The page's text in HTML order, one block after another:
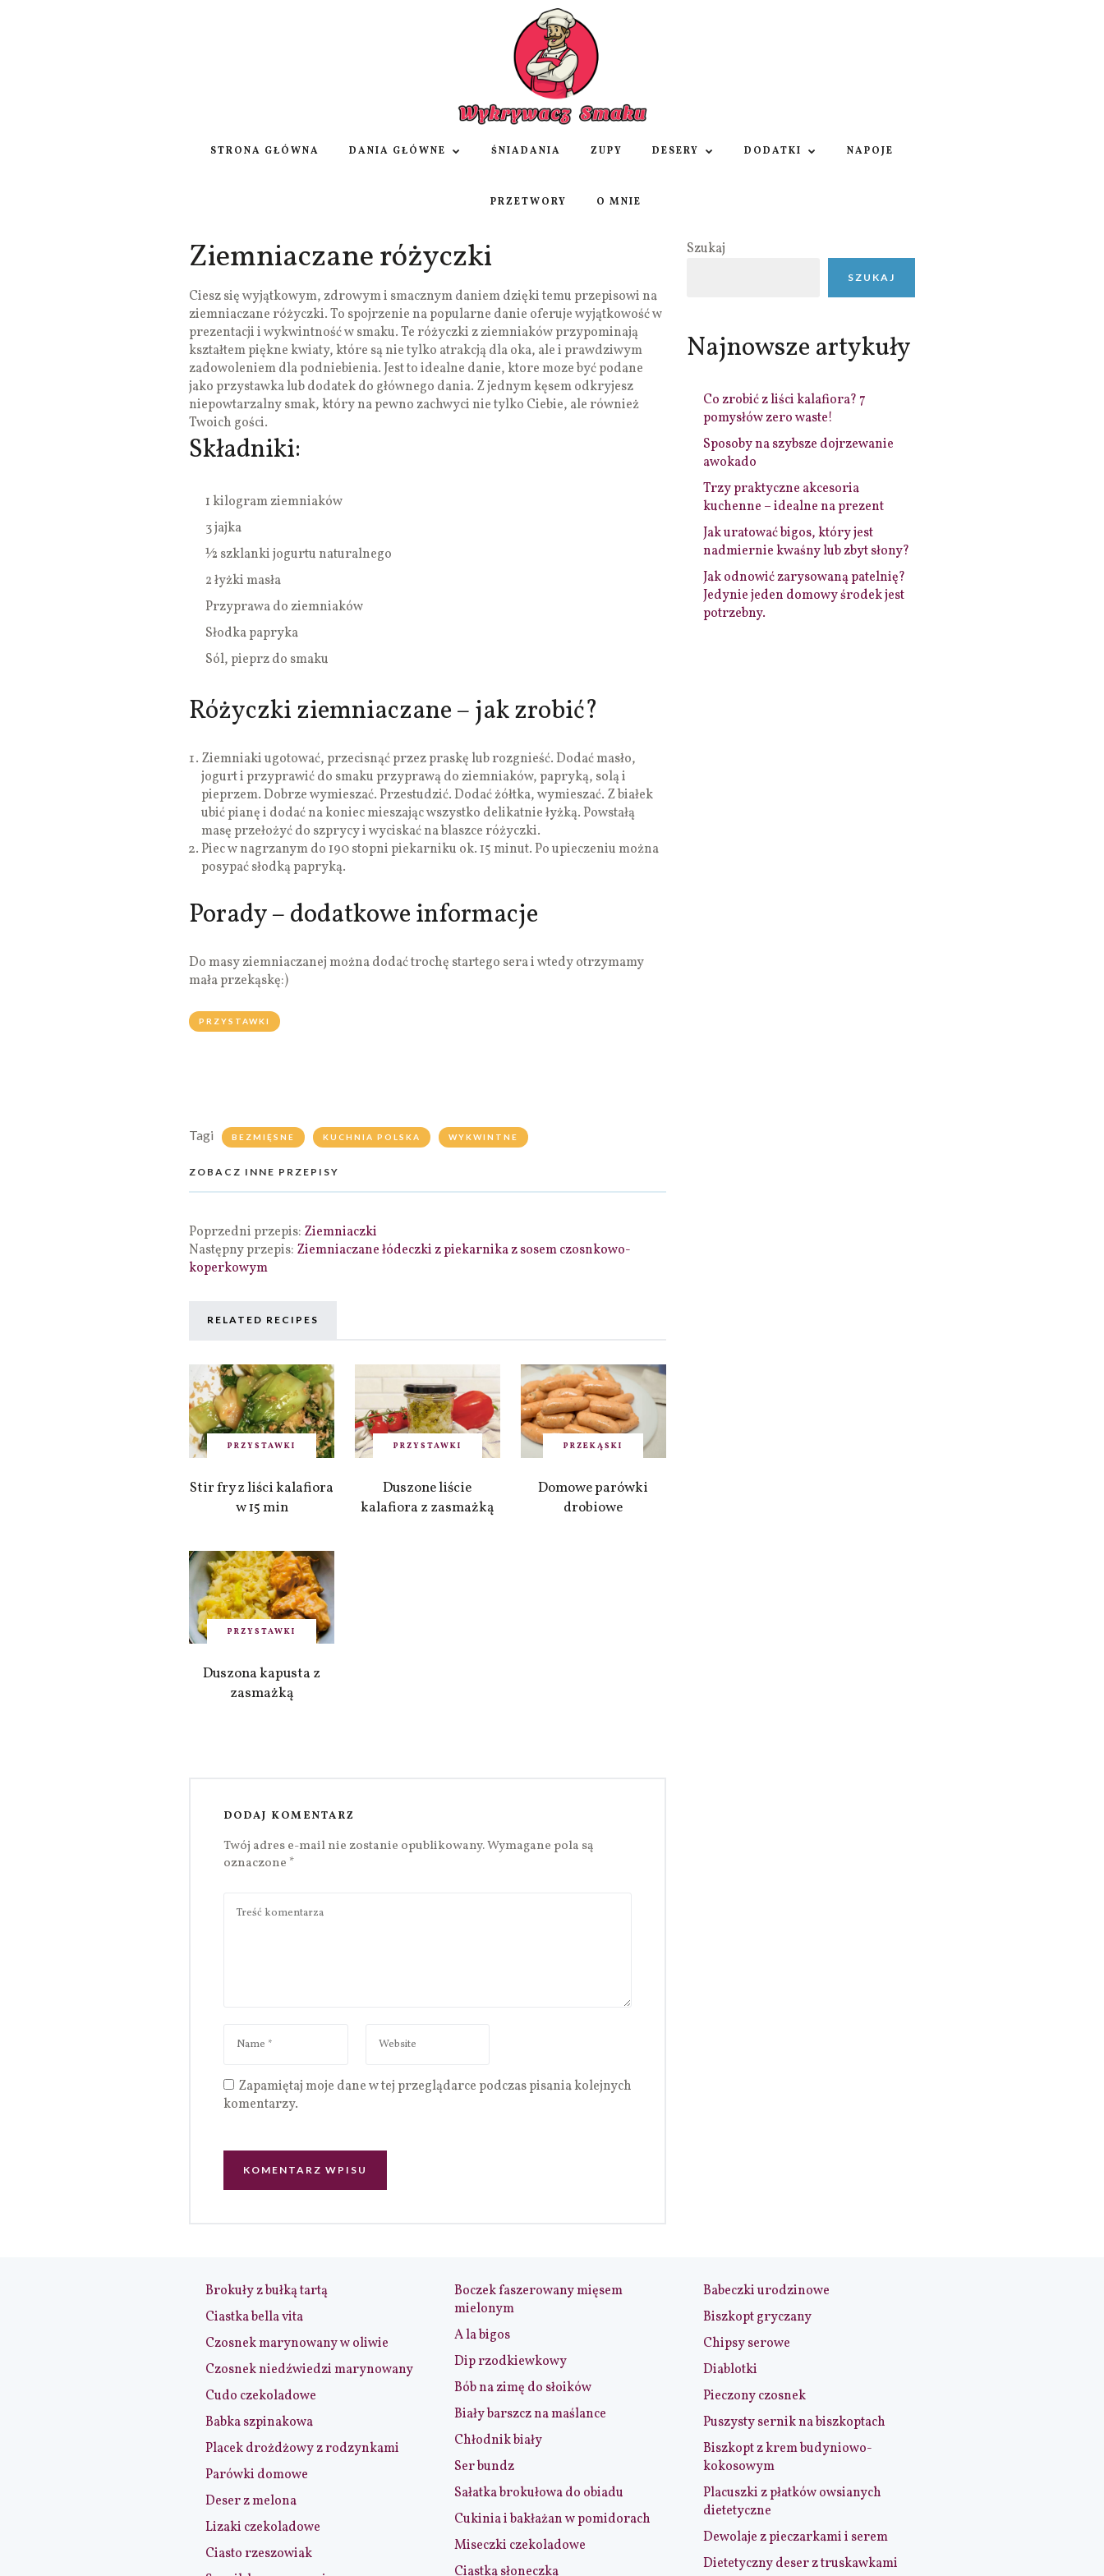
STRONA GŁÓWNA DANIA GŁÓWNE ŚNIADANIA ZUPY DESERY DODATKI NAPOJE
PRZETWORY O MNIE
Ziemniaczane różyczki
Ciesz się wyjątkowym, zdrowym i smacznym daniem dzięki temu przepisowi na
ziemniaczane różyczki. To spojrzenie na popularne danie oferuje wyjątkowość w
prezentacji i wykwintność w smaku. Te różyczki z ziemniaków przypominają
kształtem piękne kwiaty, które są nie tylko atrakcją dla oka, ale i prawdziwym
zadowoleniem dla podniebienia. Jest to idealne danie, ktore moze być podane
jako przystawka lub dodatek do głównego dania. Z jednym kęsem odkryjesz
niepowtarzalny smak, który na pewno zachwyci nie tylko Ciebie, ale również
Twoich gości.
Składniki:
1 kilogram ziemniaków
3 jajka
½ szklanki jogurtu naturalnego
2 łyżki masła
Przyprawa do ziemniaków
Słodka papryka
Sól, pieprz do smaku
Różyczki ziemniaczane – jak zrobić?
Ziemniaki ugotować, przecisnąć przez praskę lub rozgnieść. Dodać masło,
jogurt i przyprawić do smaku przyprawą do ziemniaków, papryką, solą i
pieprzem. Dobrze wymieszać. Przestudzić. Dodać żółtka, wymieszać. Z białek
ubić pianę i dodać na koniec mieszając wszystko delikatnie łyżką. Powstałą
masę przełożyć do szprycy i wyciskać na blaszce różyczki.
Piec w nagrzanym do 190 stopni piekarniku ok. 15 minut. Po upieczeniu można
posypać słodką papryką.
Porady – dodatkowe informacje
Do masy ziemniaczanej można dodać trochę startego sera i wtedy otrzymamy
mała przekąskę:)
PRZYSTAWKI
Tagi BEZMIĘSNE KUCHNIA POLSKA WYKWINTNE
ZOBACZ INNE PRZEPISY
Poprzedni przepis: Ziemniaczki
Następny przepis: Ziemniaczane łódeczki z piekarnika z sosem czosnkowo-
koperkowym
RELATED RECIPES
PRZYSTAWKI
Stir fry z liści kalafiora
w 15 min
PRZYSTAWKI
Duszone liście
kalafiora z zasmażką
PRZEKĄSKI
Domowe parówki
drobiowe
PRZYSTAWKI
Duszona kapusta z
zasmażką
DODAJ KOMENTARZ
Twój adres e-mail nie zostanie opublikowany.Wymagane pola są
oznaczone *
Zapamiętaj moje dane w tej przeglądarce podczas pisania kolejnych
komentarzy.
Szukaj
SZUKAJ
Najnowsze artykuły
Co zrobić z liści kalafiora? 7
pomysłów zero waste!
Sposoby na szybsze dojrzewanie
awokado
Trzy praktyczne akcesoria
kuchenne – idealne na prezent
Jak uratować bigos, który jest
nadmiernie kwaśny lub zbyt słony?
Jak odnowić zarysowaną patelnię?
Jedynie jeden domowy środek jest
potrzebny.
Brokuły z bułką tartą
Ciastka bella vita
Czosnek marynowany w oliwie
Czosnek niedźwiedzi marynowany
Cudo czekoladowe
Babka szpinakowa
Placek drożdżowy z rodzynkami
Parówki domowe
Deser z melona
Lizaki czekoladowe
Ciasto rzeszowiak
Boczek faszerowany mięsem
mielonym
A la bigos
Dip rzodkiewkowy
Bób na zimę do słoików
Biały barszcz na maślance
Chłodnik biały
Ser bundz
Sałatka brokułowa do obiadu
Cukinia i bakłażan w pomidorach
Miseczki czekoladowe
Ciastka słoneczka
Babeczki urodzinowe
Biszkopt gryczany
Chipsy serowe
Diablotki
Pieczony czosnek
Puszysty sernik na biszkoptach
Biszkopt z krem budyniowo-
kokosowym
Placuszki z płatków owsianych
dietetyczne
Dewolaje z pieczarkami i serem
Dietetyczny deser z truskawkami